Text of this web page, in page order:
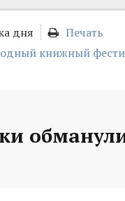
дня
Печать
книжный